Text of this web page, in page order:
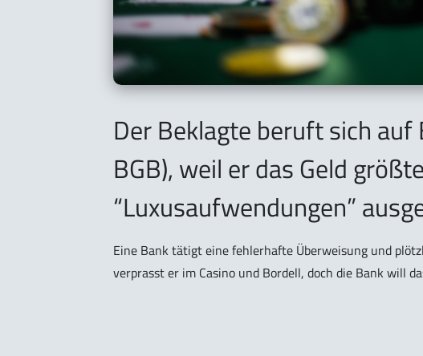
Der Beklagte beruft sich auf
BGB), weil er das Geld
“Luxusaufwendungen”
Eine Bank tätigt eine fehlerhafte Überweisung und
verprasst er im Casino und Bordell, doch die Bank will